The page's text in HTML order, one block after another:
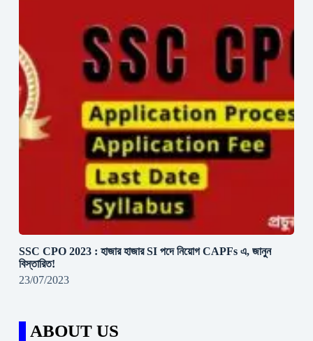
SSC CPO 2023 : হাজার হাজার SI পদে নিয়োগ CAPFs এ, জানুন
বিস্তারিত!
23/07/2023
ABOUT US